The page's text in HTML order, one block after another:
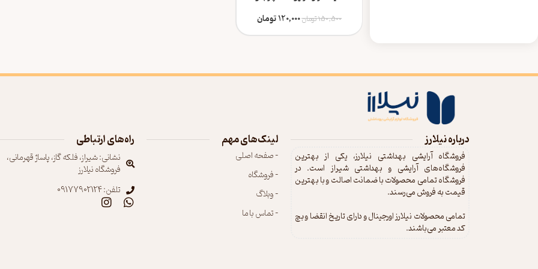
مختلط ژیناژن
150,500تومان120,000تومان
درباره نیلارز
فروشگاه آرایشی بهداشتی نیلارز، یکی از بهترین
فروشگاه‌های آرایشی و بهداشتی شیراز است. در
فروشگاه تمامی محصولات با ضمانت اصالت و با بهترین
قیمت به فروش می‌رسند.
تمامی محصولات نیلارز اورجینال و دارای تاریخ انقضا و بچ
کد معتبر می‌باشند.
لینک‌های مهم
- صفحه اصلی
- فروشگاه
- وبلاگ
- تماس با ما
راه‌های ارتباطی
نشانی: شیراز، فلکه گاز، پاساژ قهرمانی،
فروشگاه نیلارز
تلفن: 09177902124